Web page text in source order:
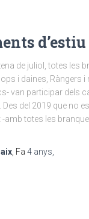
de juliol, totes les
i daines, Ràngers i
van participar dels
Des del 2019 que no
-amb totes les
, Fa 4 anys